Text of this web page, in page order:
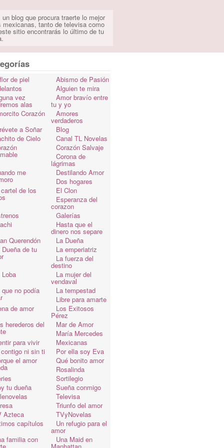
blog que procura traerte lo mejor
mexicanas, tanto de televisa como
sitio encontrarás lo último de tu
de piel
Abismo de Pasión
Alguien te mira
vez
alas
Amor bravío entre
tu y yo
Corazón
Amores
verdaderos
a Soñar
Blog
de Cielo
Canal TL Novelas
Corazón Salvaje
Corona de
lágrimas
me
Destilando Amor
Dos hogares
de los
El Clon
Esperanza del
corazon
Galerías
Hasta que el
dinero nos separe
Querendón
La Dueña
Dueña de tu
La emperiatriz
La fuerza del
destino
La mujer del
vendaval
que no podía
La tempestad
Libre para amarte
de amor
Los Exitosos
Pérez
herederos del
Mar de Amor
María Mercedes
para vivir
Mexicanas
ni sin ti
Por ella soy Eva
el amor
Qué bonito amor
Rosalinda
Sortilegio
tu dueña
Sueña conmigo
Televisa
Triunfo del amor
Azteca
TVyNovelas
capítulos
Un refugio para el
amor
familia con
Una Maid en